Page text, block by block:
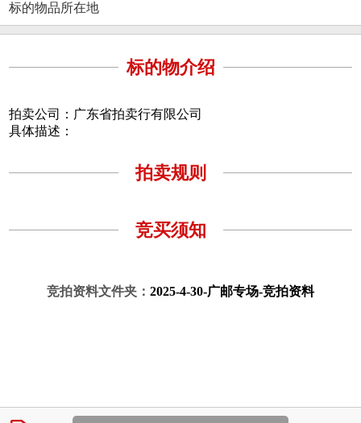
标的物品所在地
标的物介绍
拍卖公司：广东省拍卖行有限公司
具体描述：
拍卖规则
竞买须知
竞拍资料文件夹： 2025-4-30-广邮专场-竞拍资料